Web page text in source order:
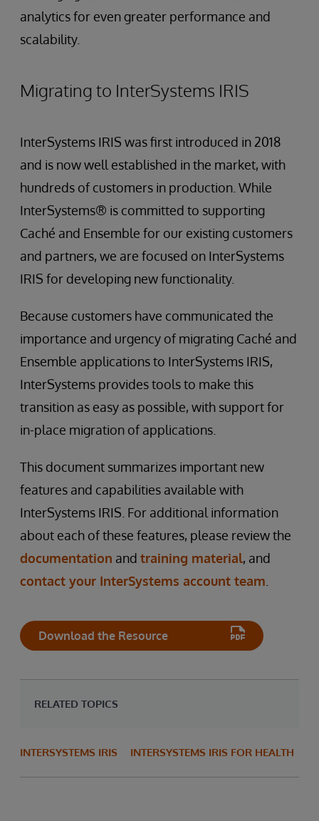
analytics for even greater performance and
scalability.
Migrating to InterSystems IRIS
InterSystems IRIS was first introduced in 2018
and is now well established in the market, with
hundreds of customers in production. While
InterSystems® is committed to supporting
Caché and Ensemble for our existing customers
and partners, we are focused on InterSystems
IRIS for developing new functionality.
Because customers have communicated the
importance and urgency of migrating Caché and
Ensemble applications to InterSystems IRIS,
InterSystems provides tools to make this
transition as easy as possible, with support for
in-place migration of applications.
This document summarizes important new
features and capabilities available with
InterSystems IRIS. For additional information
about each of these features, please review the
documentation and training material, and
contact your InterSystems account team
Download the Resource
RELATED TOPICS
INTERSYSTEMS IRIS INTERSYSTEMS IRIS FOR HEALTH